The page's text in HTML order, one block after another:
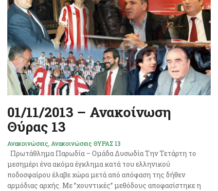
01/11/2013 – Ανακοίνωση
Θύρας 13
Ανακοινώσεις, Ανακοινώσεις ΘΥΡΑΣ 13
Πρωτάθλημα Παρωδία – Ομάδα Δυσωδία Την Τετάρτη το
μεσημέρι ένα ακόμα έγκλημα κατά του ελληνικού
ποδοσφαίρου έλαβε χώρα μετά από απόφαση της δήθεν
αρμόδιας αρχής. Με ”χουντικές” μεθόδους αποφασίστηκε η